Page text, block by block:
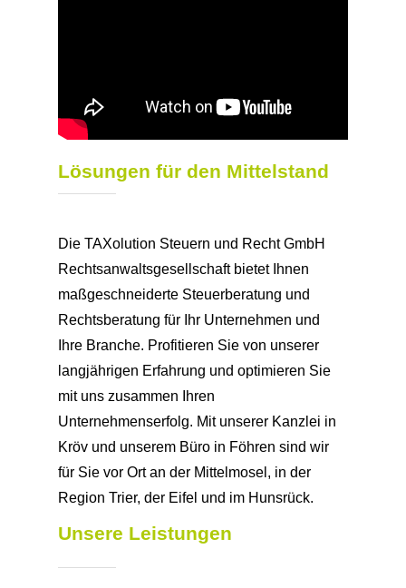
Lösungen für den Mittelstand
Die TAXolution Steuern und Recht GmbH
Rechtsanwaltsgesellschaft bietet Ihnen
maßgeschneiderte Steuerberatung und
Rechtsberatung für Ihr Unternehmen und
Ihre Branche. Profitieren Sie von unserer
langjährigen Erfahrung und optimieren Sie
mit uns zusammen Ihren
Unternehmenserfolg. Mit unserer Kanzlei in
Kröv und unserem Büro in Föhren sind wir
für Sie vor Ort an der Mittelmosel, in der
Region Trier, der Eifel und im Hunsrück.
Unsere Leistungen